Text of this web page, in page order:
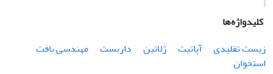
کلیدواژه‌ها
زیست تقلیدی
آپاتیت ژلاتین داربست
مهندسی بافت
استخوان